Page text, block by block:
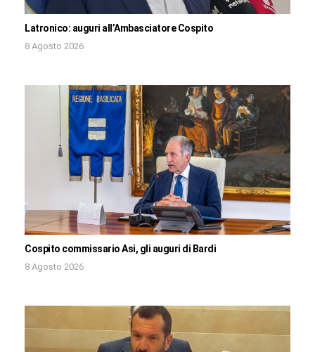
Latronico: auguri all’Ambasciatore Cospito
8 Agosto 2026
Cospito commissario Asi, gli auguri di Bardi
8 Agosto 2026